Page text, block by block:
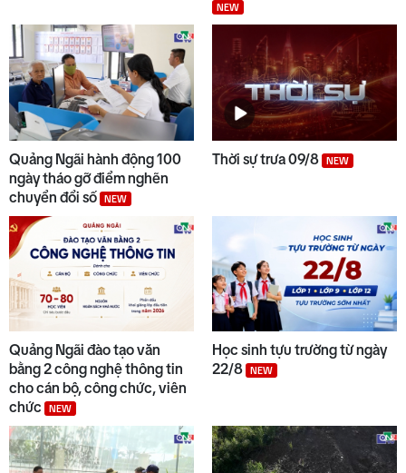
8
Thời sự tối 08/8
9
Thời sự chiều 08/8/2026
10
Chuyển động duyên hải chiều
08/8
NEW
Quảng Ngãi hành động 100
ngày tháo gỡ điểm nghẽn
chuyển đổi số
NEW
Thời sự trưa 09/8 NEW
Quảng Ngãi đào tạo văn
bằng 2 công nghệ thông tin
cho cán bộ, công chức, viên
chức
NEW
Học sinh tựu trường từ ngày
22/8
NEW